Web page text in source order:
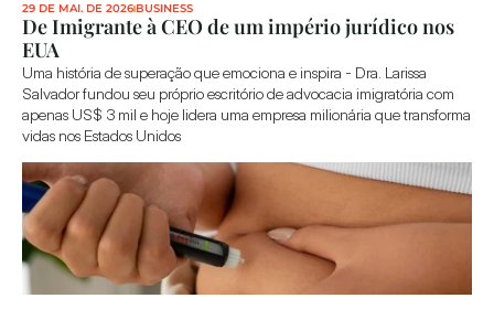
29 DE MAI. DE 2026 BUSINESS
De Imigrante à CEO de um império jurídico nos
EUA
Uma história de superação que emociona e inspira - Dra. Larissa
Salvador fundou seu próprio escritório de advocacia imigratória com
apenas US$ 3 mil e hoje lidera uma empresa milionária que transforma
vidas nos Estados Unidos